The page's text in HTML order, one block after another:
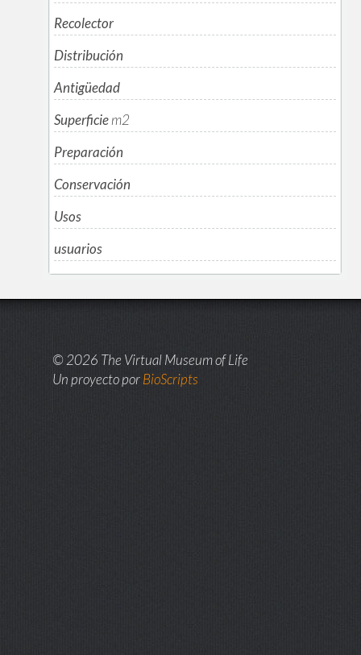
Recolector
Distribución
Antigüedad
Superficiem2
Preparación
Conservación
Usos
usuarios
© 2026 The Virtual Museum of Life
Un proyecto porBioScripts